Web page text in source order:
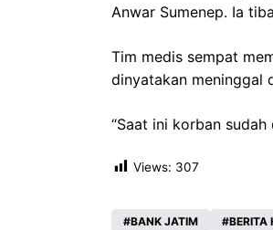
Anwar Sumenep. Ia
Tim medis sempat
dinyatakan meninggal
“Saat ini korban
Views: 307
BANK JATIM BERITA